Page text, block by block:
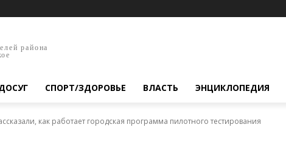
района
СПОРТ/ЗДОРОВЬЕ ВЛАСТЬ ЭНЦИКЛОПЕДИЯ
как работает городская программа пилотного тестирования